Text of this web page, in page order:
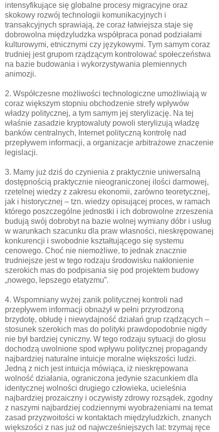
intensyfikujące się globalne procesy migracyjne oraz
skokowy rozwój technologii komunikacyjnych i
transakcyjnych sprawiają, że coraz łatwiejsza staje się
dobrowolna międzyludzka współpraca ponad podziałami
kulturowymi, etnicznymi czy językowymi. Tym samym coraz
trudniej jest grupom rządzącym kontrolować społeczeństwa
na bazie budowania i wykorzystywania plemiennych
animozji.
2. Współczesne możliwości technologiczne umożliwiają w
coraz większym stopniu obchodzenie strefy wpływów
władzy politycznej, a tym samym jej sterylizację. Na tej
właśnie zasadzie kryptowaluty powoli sterylizują władzę
banków centralnych, Internet polityczną kontrolę nad
przepływem informacji, a organizacje arbitrażowe znaczenie
legislacji.
3. Mamy już dziś do czynienia z praktycznie uniwersalną
dostępnością praktycznie nieograniczonej ilości darmowej,
rzetelnej wiedzy z zakresu ekonomii, zarówno teoretycznej,
jak i historycznej – tzn. wiedzy opisującej proces, w ramach
którego poszczególne jednostki i ich dobrowolne zrzeszenia
budują swój dobrobyt na bazie wolnej wymiany dóbr i usług
w warunkach szacunku dla praw własności, nieskrępowanej
konkurencji i swobodnie kształtującego się systemu
cenowego. Choć nie niemożliwe, to jednak znacznie
trudniejsze jest w tego rodzaju środowisku nakłonienie
szerokich mas do podpisania się pod projektem budowy
„nowego, lepszego etatyzmu”.
4. Wspomniany wyżej zanik politycznej kontroli nad
przepływem informacji obnażył w pełni przyrodzoną
brzydotę, obłudę i niewydajność działań grup rządzących –
stosunek szerokich mas do polityki prawdopodobnie nigdy
nie był bardziej cyniczny. W tego rodzaju sytuacji do głosu
dochodzą uwolnione spod wpływu politycznej propagandy
najbardziej naturalne intuicje moralne większości ludzi.
Jedną z nich jest intuicja mówiąca, iż nieskrępowana
wolność działania, ograniczona jedynie szacunkiem dla
identycznej wolności drugiego człowieka, ucieleśnia
najbardziej prozaiczny i oczywisty zdrowy rozsądek, zgodny
z naszymi najbardziej codziennymi wyobrażeniami na temat
zasad przyzwoitości w kontaktach międzyludzkich, znanych
większości z nas już od najwcześniejszych lat: trzymaj ręce